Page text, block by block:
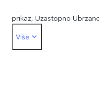
prikaz, Uzastopno
snimanje, Pro, DOC, 50
Više